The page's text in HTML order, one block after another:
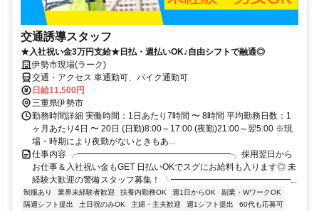
交通誘導スタッフ
★入社祝い金3万円支給★日払・週払いOK♪自由シフトで融通◎
伊勢市現場(ラーク)
交通・アクセス 車通勤可、バイク通勤可
日給11,500円
三重県伊勢市
勤務時間詳細 実働時間：1日あたり7時間 〜 8時間 平均勤務日数：1
ヶ月あたり4日 〜 20日 (日勤)8:00～17:00 (夜勤)21:00～翌5:00 ※現
場・時期により夜勤がないときもあ...
仕事内容 ╭━━━━━━━━━━━━━━━━━━╮ 採用翌日から
お仕事＆入社祝い金もGET 日払いOKでスグにお給料も入ります◎ 未
経験大歓迎の警備スタッフ募集！ ╰━━━━━━━━━━━━━━...
制服あり 業界未経験者歓迎 扶養内勤務OK 週1日からOK
副業・WワークOK
隔週シフト提出
土日祝のみOK 主婦・主夫歓迎 週1シフト提出
60代も応募可